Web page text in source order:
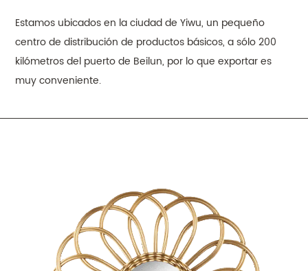
Estamos ubicados en la ciudad de Yiwu, un pequeño
centro de distribución de productos básicos, a sólo 200
kilómetros del puerto de Beilun, por lo que exportar es
muy conveniente.